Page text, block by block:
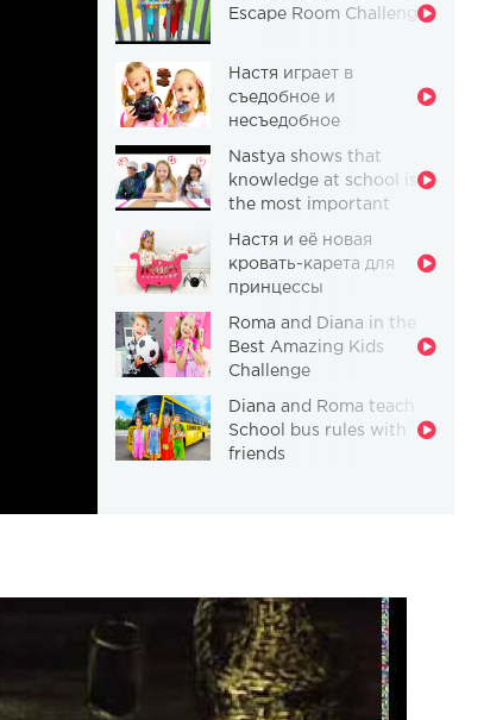
Escape Room Challenge
Настя играет в
съедобное и
несъедобное
Nastya shows that
knowledge at school is
the most important
Настя и её новая
кровать-карета для
принцессы
Roma and Diana in the
Best Amazing Kids
Challenge
Diana and Roma teach
School bus rules with
friends